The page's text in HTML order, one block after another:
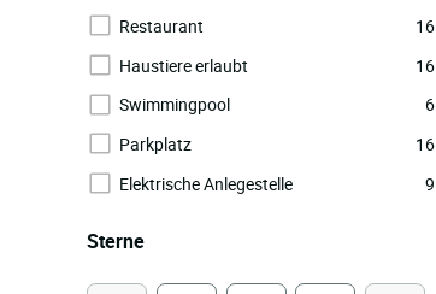
Restaurant
16
Haustiere erlaubt
16
Swimmingpool
6
Parkplatz
16
Elektrische Anlegestelle
9
Sterne